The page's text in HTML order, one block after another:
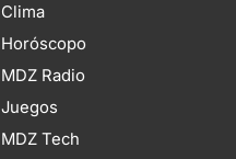
Clima
Horóscopo
MDZ Radio
Juegos
MDZ Tech